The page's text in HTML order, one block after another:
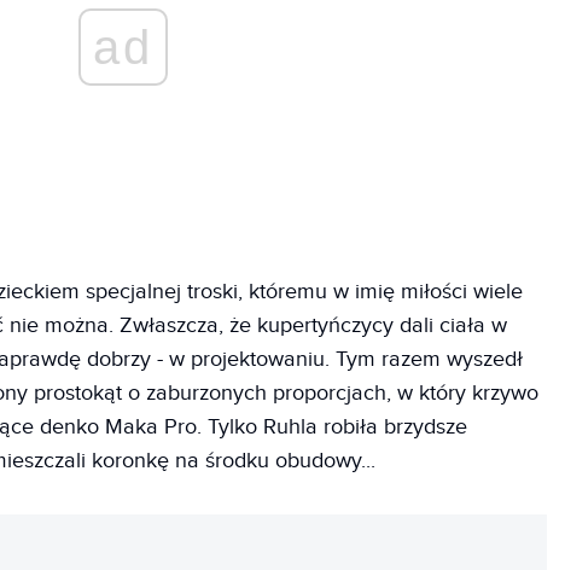
ad
specjalnej troski, któremu w imię miłości wiele
można. Zwłaszcza, że kupertyńczycy dali ciała w
dobrzy - w projektowaniu. Tym razem wyszedł
prostokąt o zaburzonych proporcjach, w który krzywo
denko Maka Pro. Tylko Ruhla robiła brzydsze
koronkę na środku obudowy...